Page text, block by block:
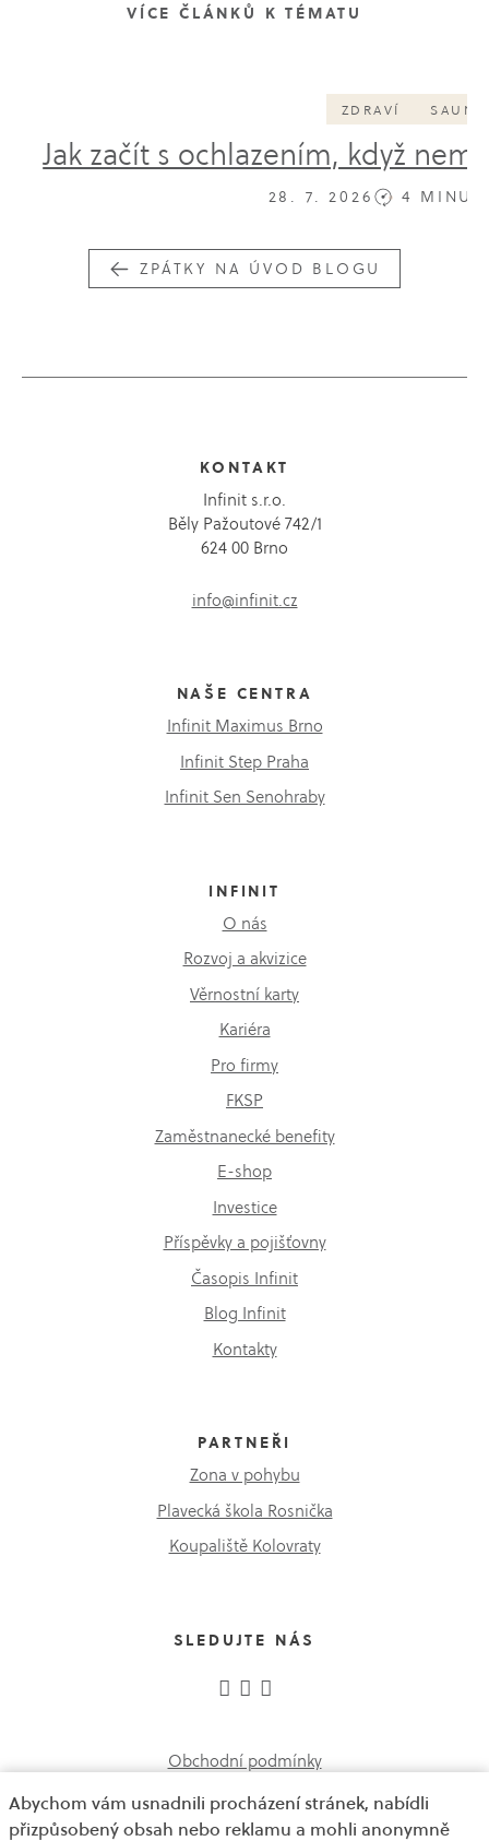
VÍCE ČLÁNKŮ K TÉMATU
ZDRAVÍ SAUNA
Jak začít s ochlazením, když
28. 7. 2026 4
ZPÁTKY NA ÚVOD BLOGU
KONTAKT
Infinit s.r.o.
Běly Pažoutové 742/1
624 00 Brno
info@infinit.cz
NAŠE CENTRA
Infinit Maximus Brno
Infinit Step Praha
Infinit Sen Senohraby
INFINIT
O nás
Rozvoj a akvizice
Věrnostní karty
Kariéra
Pro firmy
FKSP
Zaměstnanecké benefity
E-shop
Investice
Příspěvky a pojišťovny
Časopis Infinit
Blog Infinit
Kontakty
PARTNEŘI
Zona v pohybu
Plavecká škola Rosnička
Koupaliště Kolovraty
SLEDUJTE NÁS
Obchodní podmínky
GDPR a ochrana oznamovatelů
Abychom vám usnadnili procházení stránek, nabídli
přizpůsobený obsah nebo reklamu a mohli anonymně